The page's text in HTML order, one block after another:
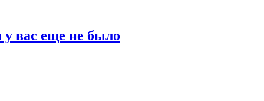
у вас еще не было